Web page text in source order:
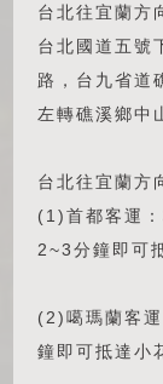
台北往宜蘭方
台北國道五號
路，台九省道
左轉礁溪鄉中
台北往宜蘭方
(1)首都客運
2~3分鐘即可
(2)噶瑪蘭客
鐘即可抵達小